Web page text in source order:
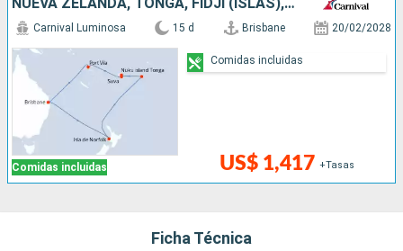
NUEVA ZELANDA, TONGA, FIDJI (ISLAS), VANUATU, AUSTRALIA
Comidas incluidas
Carnival Luminosa 15 d Brisbane 20/02/2028
US$ 1,417 +Tasas
Comidas incluidas
Ficha Técnica